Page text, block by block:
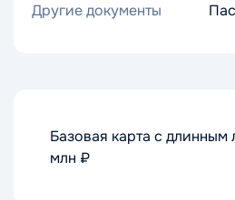
Другие документы
Базовая карта с
млн ₽